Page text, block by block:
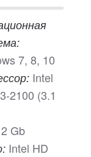
7, 8, 10
Intel
2100 (3.1
2 Gb
Intel HD